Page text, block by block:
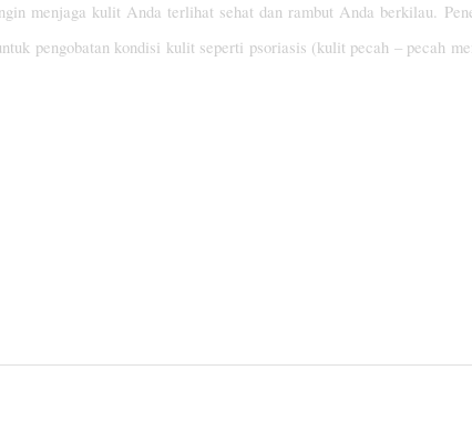
menjaga kulit Anda terlihat sehat dan rambut Anda berkilau.
pengobatan kondisi kulit seperti psoriasis (kulit pecah – pecah